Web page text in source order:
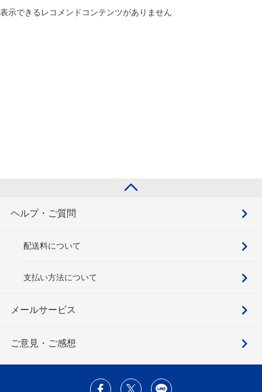
表示できるレコメンドコンテンツがありません
ヘルプ・ご質問
配送料について
支払い方法について
メールサービス
ご意見・ご感想